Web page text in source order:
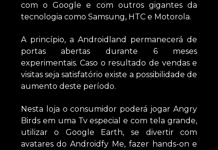
com o Google e com outros gigantes da
tecnologia como Samsung, HTC e Motorola.
A princípio, a Androidland permanecerá de
portas abertas durante 6 meses
experimentais. Caso o resultado de vendas e
visitas seja satisfatório existe a possibilidade de
aumento deste período.
Nesta loja o consumidor poderá jogar Angry
Birds em uma Tv especial e com tela grande,
utilizar o Google Earth, se divertir com
avatares do Androidfy Me, fazer hands-on e